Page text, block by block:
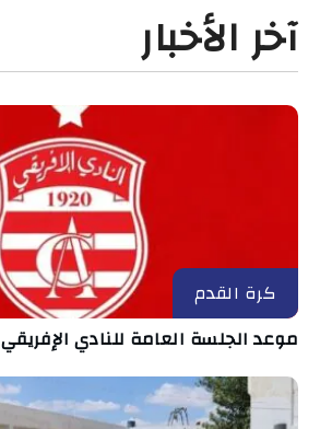
آخر الأخبار
كرة القدم
موعد الجلسة العامة للنادي الإفريقي